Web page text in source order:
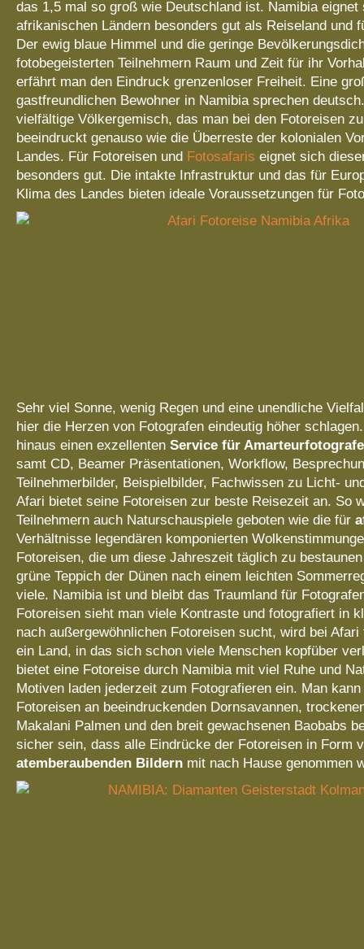
das 1,5 mal so groß wie Deutschland ist. Namibia eignet
afrikanischen Ländern besonders gut als Reiseland und
Der ewig blaue Himmel und die geringe
fotobegeisterten Teilnehmern Raum und Zeit für ihr
erfährt man den Eindruck grenzenloser Freiheit. Eine
gastfreundlichen Bewohner in Namibia sprechen
vielfältige Völkergemisch, das man bei den Fotoreisen
beeindruckt genauso wie die Überreste der kolonialen
Landes. Für Fotoreisen und Fotosafaris eignet sich
besonders gut. Die intakte Infrastruktur und das für
Klima des Landes bieten ideale Voraussetzungen für
Sehr viel Sonne, wenig Regen und eine unendliche
hier die Herzen von Fotografen eindeutig höher
hinaus einen exzellenten Service für
samt CD, Beamer Präsentationen, Workflow,
Teilnehmerbilder, Beispielbilder, Fachwissen zu Licht-
Afari bietet seine Fotoreisen zur beste Reisezeit an. So
Teilnehmern auch Naturschauspiele geboten wie die für
Verhältnisse legendären komponierten
Fotoreisen, die um diese Jahreszeit täglich zu
grüne Teppich der Dünen nach einem leichten
viele. Namibia ist und bleibt das Traumland für
Fotoreisen sieht man viele Kontraste und fotografiert in
nach außergewöhnlichen Fotoreisen sucht, wird bei
ein Land, in das sich schon viele Menschen kopfüber
bietet eine Fotoreise durch Namibia mit viel Ruhe und
Motiven laden jederzeit zum Fotografieren ein. Man
Fotoreisen an beeindruckenden Dornsavannen,
Makalani Palmen und den breit gewachsenen Baobabs
sicher sein, dass alle Eindrücke der Fotoreisen in Form
atemberaubenden Bildern mit nach Hause genommen